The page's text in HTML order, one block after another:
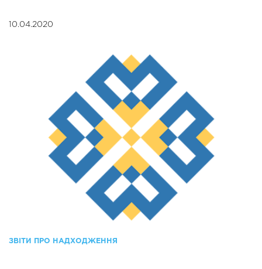
10.04.2020
ЗВІТИ ПРО НАДХОДЖЕННЯ